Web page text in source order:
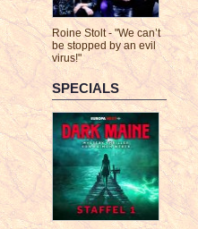
Roine Stolt - "We can’t
be stopped by an evil
virus!"
SPECIALS